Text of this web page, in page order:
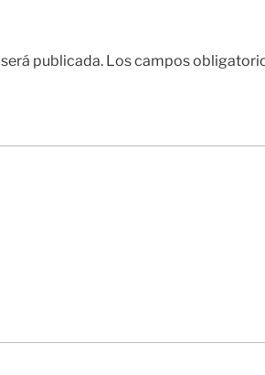
publicada. Los campos